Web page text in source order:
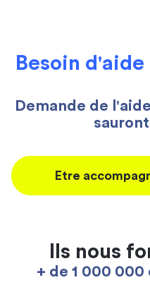
Besoin d'aide
Demande de
Etre
Ils nous
+ de 1 000 000